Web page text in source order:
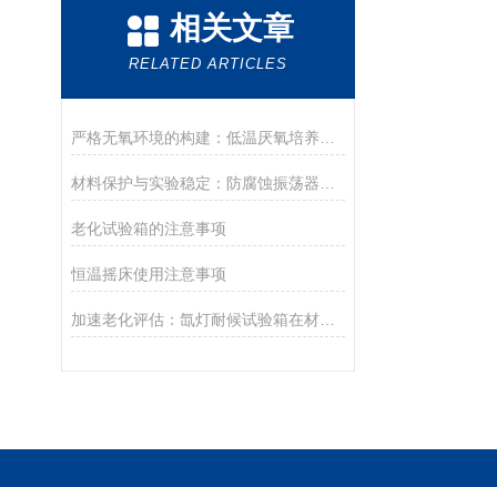
相关文章
RELATED ARTICLES
老化试验箱的注意事项
恒温摇床使用注意事项
加速老化评估：氙灯耐候试验箱在材料研发中的作用